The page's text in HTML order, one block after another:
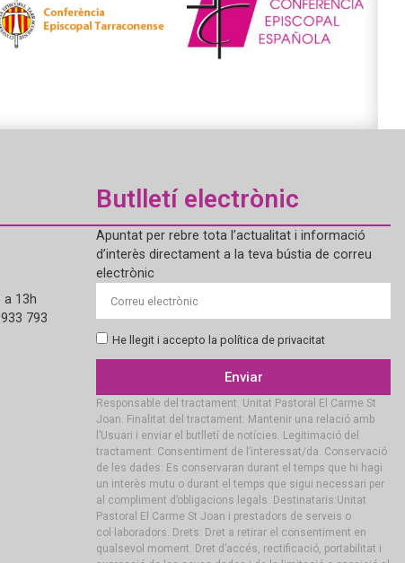
a 13h
793
Butlletí electrònic
Apuntat per rebre tota l’actualitat i informació
d’interès directament a la teva bústia de correu
electrònic
He llegit i accepto la política de privacitat
Enviar
Responsable del tractament: Unitat Pastoral El Carme St
Joan. Finalitat del tractament: Mantenir una relació amb
l’Usuari i enviar el butlletí de notícies. Legitimació del
tractament: Consentiment de l’interessat/da. Conservació
de les dades: Es conservaran durant el temps que hi hagi
un interès mutu o durant el temps que sigui necessari per
al compliment d’obligacions legals. Destinataris:Unitat
Pastoral El Carme St Joan i prestadors de serveis o
col·laboradors. Drets: Dret a retirar el consentiment en
qualsevol moment. Dret d’accés, rectificació, portabilitat i